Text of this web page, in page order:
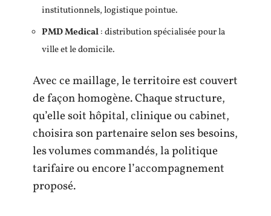
institutionnels, logistique pointue.
PMD Medical: distribution spécialisée pour la
ville et le domicile.
Avec ce maillage, le territoire est couvert
de façon homogène. Chaque structure,
qu’elle soit hôpital, clinique ou cabinet,
choisira son partenaire selon ses besoins,
les volumes commandés, la politique
tarifaire ou encore l’accompagnement
proposé.